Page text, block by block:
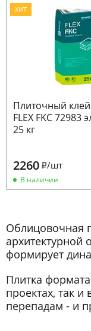
ХИТ
Плиточный
FLEX FKC 72983
25 кг
2260 i/шт
В наличии
Облицовочная
архитектурной
формирует
Плитка
проектах, так
перепадам - и